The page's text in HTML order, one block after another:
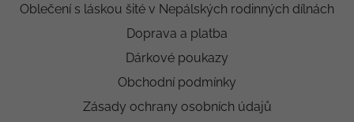
Oblečení s láskou šité v Nepálských rodinných dílnách
Doprava a platba
Dárkové poukazy
Obchodní podmínky
Zásady ochrany osobních údajů